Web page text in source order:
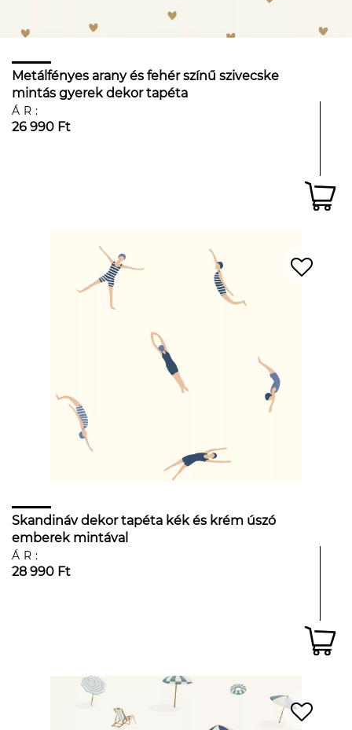
Metálfényes arany és fehér színű szivecske
mintás gyerek dekor tapéta
ÁR:
26 990 Ft
Skandináv dekor tapéta kék és krém úszó
emberek mintával
ÁR:
28 990 Ft